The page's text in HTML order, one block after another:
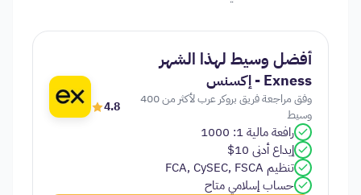
أفضل وسيط لهذا الشهر
Exness - إكسنس
وفق مراجعة فريق بروكر عرب لأكثر من 400
وسيط
4.8
رافعة مالية 1: 1000
إيداع أدنى 10$
تنظيم FCA, CySEC, FSCA
حساب إسلامي متاح